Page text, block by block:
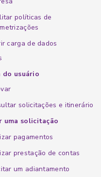
políticas de
carga de dados
do usuário
solicitações e itinerário
uma solicitação
pagamentos
prestação de contas
um adiantamento